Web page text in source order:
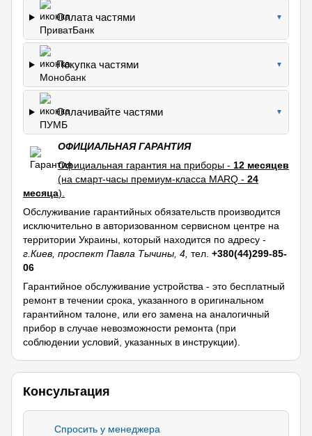
Оплата частями ▼
Покупка частями ▼
Оплачивайте частями ▼
ОФИЦИАЛЬНАЯ ГАРАНТИЯ
Официальная гарантия на приборы - 12 месяцев
(на смарт-часы премиум-класса MARQ - 24
месяца).
Обслуживание гарантийных обязательств производится
исключительно в авторизованном сервисном центре на
территории Украины, который находится по адресу -
г.Киев, проспект Павла Тычины, 4, тел. +380(44)299-85-
06
Гарантийное обслуживание устройства - это бесплатный
ремонт в течении срока, указанного в оригинальном
гарантийном талоне, или его замена на аналогичный
прибор в случае невозможности ремонта (при
соблюдении условий, указанных в инструкции).
Консультация
Спросить у менеджера